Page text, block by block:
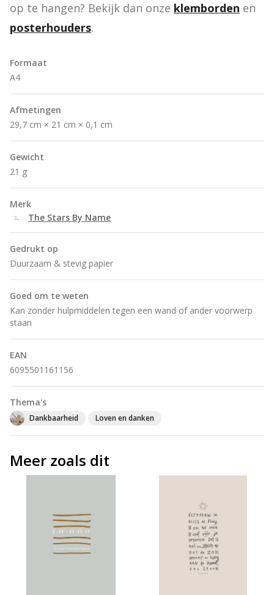
op te hangen? Bekijk dan onze klemborden
posterhouders.
Formaat
A4
Afmetingen
29,7 cm × 21 cm × 0,1 cm
Gewicht
21 g
Merk
The Stars By Name
Gedrukt op
Duurzaam & stevig papier
Goed om te weten
Kan zonder hulpmiddelen tegen een wand of ander voorwerp
staan
EAN
6095501161156
Thema's
Dankbaarheid Loven en danken
Meer zoals dit